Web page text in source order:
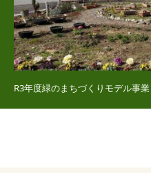
R3年度緑のまちづくりモデル事業